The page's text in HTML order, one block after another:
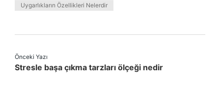
Uygarlıkların Özellikleri Nelerdir
Önceki Yazı
Stresle başa çıkma tarzları ölçeği nedir